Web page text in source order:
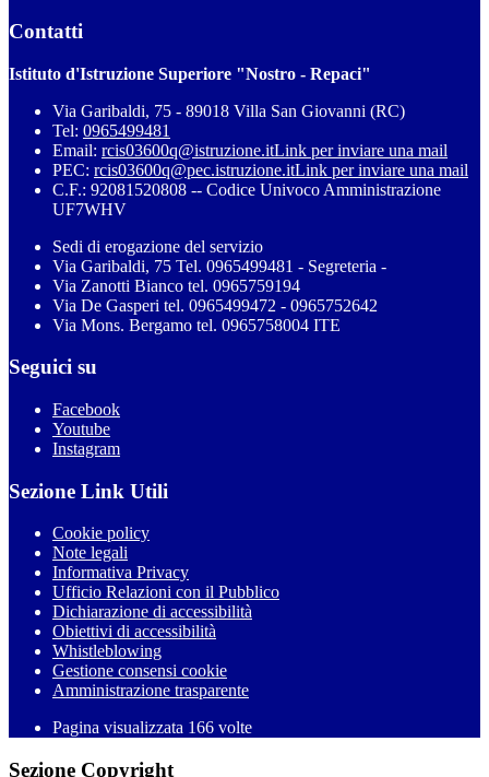
Contatti
Istituto d'Istruzione Superiore "Nostro - Repaci"
Via Garibaldi, 75 - 89018 Villa San Giovanni (RC)
Tel: 0965499481
Email: rcis03600q@istruzione.itLink per inviare una mail
PEC: rcis03600q@pec.istruzione.itLink per inviare una mail
C.F.: 92081520808 -- Codice Univoco Amministrazione
UF7WHV
Sedi di erogazione del servizio
Via Garibaldi, 75 Tel. 0965499481 - Segreteria -
Via Zanotti Bianco tel. 0965759194
Via De Gasperi tel. 0965499472 - 0965752642
Via Mons. Bergamo tel. 0965758004 ITE
Seguici su
Facebook
Youtube
Instagram
Sezione Link Utili
Cookie policy
Note legali
Informativa Privacy
Ufficio Relazioni con il Pubblico
Dichiarazione di accessibilità
Obiettivi di accessibilità
Whistleblowing
Gestione consensi cookie
Amministrazione trasparente
Pagina visualizzata 166 volte
Sezione Copyright